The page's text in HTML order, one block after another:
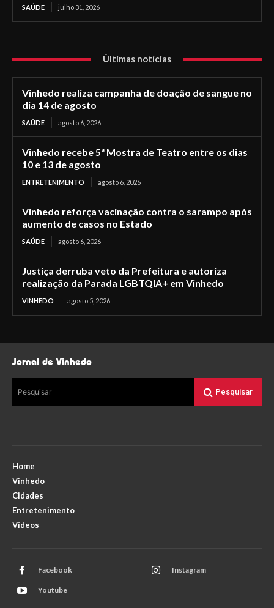
SAÚDE julho 31, 2026
Últimas notícias
Vinhedo realiza campanha de doação de sangue no
dia 14 de agosto
SAÚDE agosto 6, 2026
Vinhedo recebe 5ª Mostra de Teatro entre os dias
10 e 13 de agosto
ENTRETENIMENTO agosto 6, 2026
Vinhedo reforça vacinação contra o sarampo após
aumento de casos no Estado
SAÚDE agosto 6, 2026
Justiça derruba veto da Prefeitura e autoriza
realização da Parada LGBTQIA+ em Vinhedo
VINHEDO agosto 5, 2026
Jornal de Vinhedo
Pesquisar Pesquisar
Home
Vinhedo
Cidades
Entretenimento
Vídeos
Facebook Instagram
Youtube